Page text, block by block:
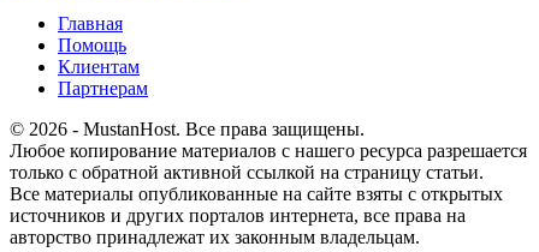
Главная
Помощь
Клиентам
Партнерам
© 2026 - MustanHost. Все права защищены.
Любое копирование материалов с нашего ресурса разрешается
только с обратной активной ссылкой на страницу статьи.
Все материалы опубликованные на сайте взяты с открытых
источников и других порталов интернета, все права на
авторство принадлежат их законным владельцам.